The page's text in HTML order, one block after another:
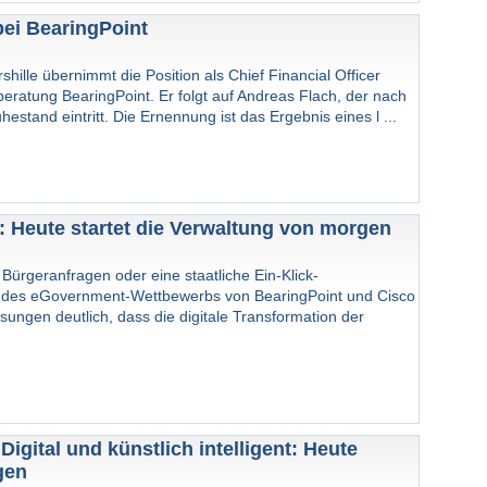
BearingPoint
übernimmt die Position als Chief Financial Officer
BearingPoint. Er folgt auf Andreas Flach, der nach
eintritt. Die Ernennung ist das Ergebnis eines l ...
startet die Verwaltung von morgen
oder eine staatliche Ein-Klick-
eGovernment-Wettbewerbs von BearingPoint und Cisco
deutlich, dass die digitale Transformation der
und künstlich intelligent: Heute